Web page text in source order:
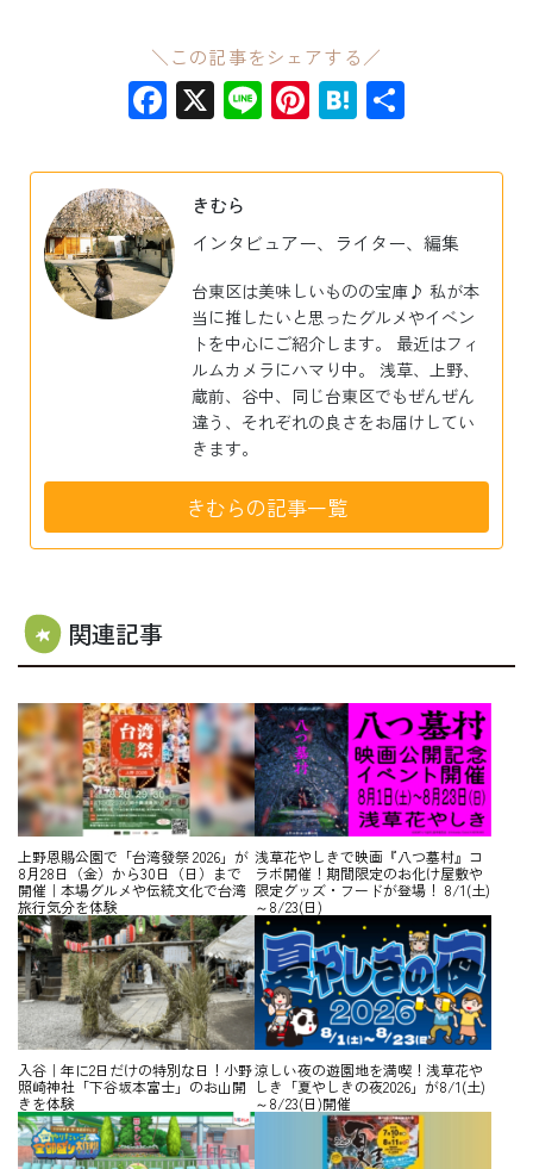
＼この記事をシェアする／
Facebook
X LinePinterest
Hatena
きむら
インタビュアー、ライター、編集
台東区は美味しいものの宝庫♪ 私が本
当に推したいと思ったグルメやイベン
トを中心にご紹介します。 最近はフィ
ルムカメラにハマり中。 浅草、上野、
蔵前、谷中、同じ台東区でもぜんぜん
違う、それぞれの良さをお届けしてい
きます。
きむらの記事一覧
関連記事
上野恩賜公園で「台湾發祭 2026」が
8月28日（金）から30日（日）まで
開催｜本場グルメや伝統文化で台湾
旅行気分を体験
浅草花やしきで映画『八つ墓村』コ
ラボ開催！期間限定のお化け屋敷や
限定グッズ・フードが登場！ 8/1(土)
～8/23(日)
入谷｜年に2日だけの特別な日！小野
照崎神社「下谷坂本富士」のお山開
きを体験
涼しい夜の遊園地を満喫！浅草花や
しき「夏やしきの夜2026」が8/1(土)
～8/23(日)開催